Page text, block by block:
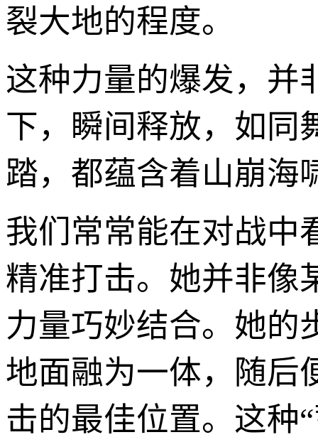
裂大地的程度。
这种力量的爆发，并
下，瞬间释放，如同
踏，都蕴含着山崩海
我们常常能在对战中
精准打击。她并非像
力量巧妙结合。她的
地面融为一体，随后
击的最佳位置。这种